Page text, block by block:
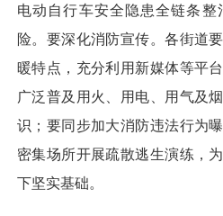
电动自行车安全隐患全链条
险。要深化消防宣传。各街道
暖特点，充分利用新媒体等平
广泛普及用火、用电、用气及
识；要同步加大消防违法行为
密集场所开展疏散逃生演练，
下坚实基础。